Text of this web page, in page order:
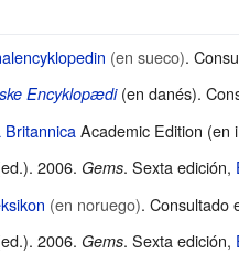
(en sueco).
Encyklopædi(en danés).
BritannicaAcademic Edition (en
2006. Gems. Sexta edición,
(en noruego). Consultado
2006. Gems. Sexta edición,